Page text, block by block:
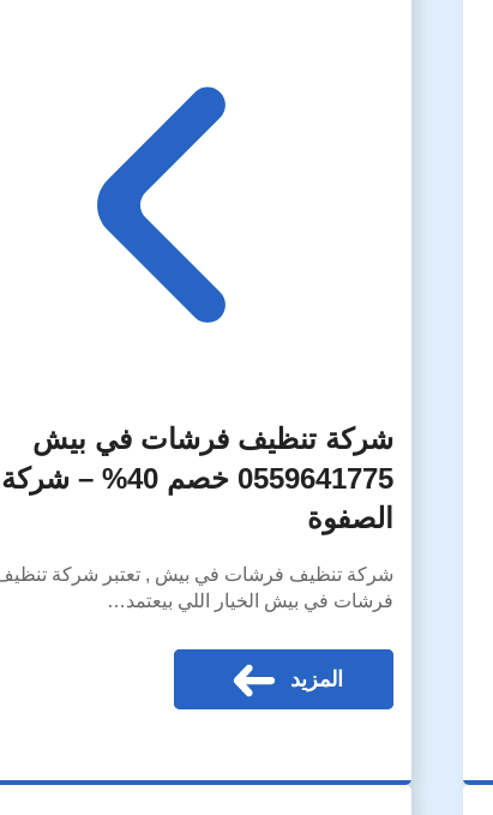
شركة تنظيف فرشات في بيش
0559641775 خصم 40% – شركة
الصفوة
شركة تنظيف فرشات في بيش , تعتبر شركة
فرشات في بيش الخيار اللي بيعتمد…
المزيد